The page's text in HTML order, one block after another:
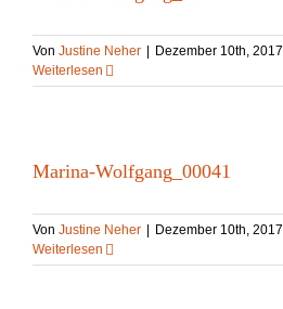
Von Justine Neher Dezember 10th, 2017
Weiterlesen
Marina-Wolfgang_00041
Von Justine Neher Dezember 10th, 2017
Weiterlesen